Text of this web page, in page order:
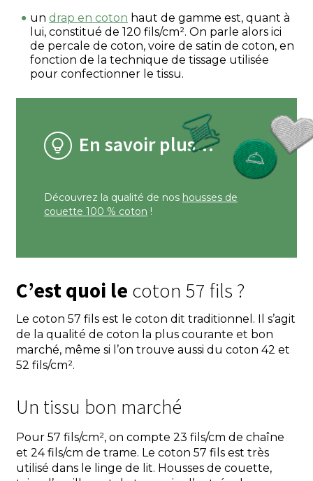
un drap en coton haut de gamme est, quant à
lui, constitué de 120 fils/cm². On parle alors ici
de percale de coton, voire de satin de coton, en
fonction de la technique de tissage utilisée
pour confectionner le tissu.
En savoir plus…
Découvrez la qualité de nos housses de
couette 100 % coton !
C’est quoi le coton 57 fils ?
Le coton 57 fils est le coton dit traditionnel. Il s’agit
de la qualité de coton la plus courante et bon
marché, même si l’on trouve aussi du coton 42 et
52 fils/cm².
Un tissu bon marché
Pour 57 fils/cm², on compte 23 fils/cm de chaîne
et 24 fils/cm de trame. Le coton 57 fils est très
utilisé dans le linge de lit. Housses de couette,